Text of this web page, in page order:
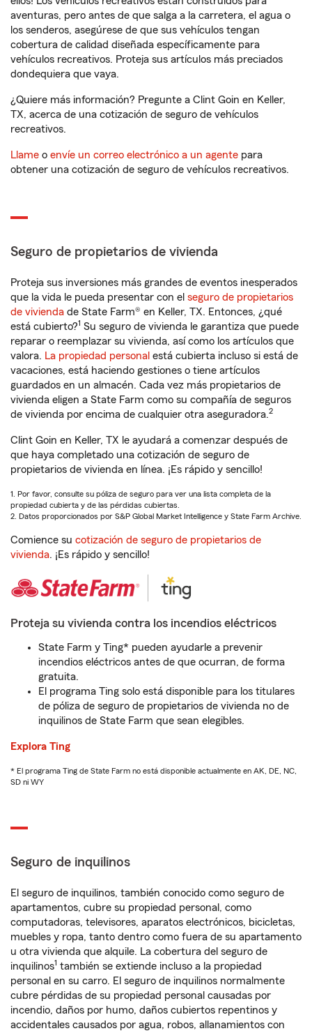
aventuras, pero antes de que salga a la carretera, el agua o
los senderos, asegúrese de que sus vehículos tengan
cobertura de calidad diseñada específicamente para
vehículos recreativos. Proteja sus artículos más preciados
dondequiera que vaya.
¿Quiere más información? Pregunte a Clint Goin en Keller,
TX, acerca de una cotización de seguro de vehículos
recreativos.
Llame o envíe un correo electrónico a un agente para
obtener una cotización de seguro de vehículos recreativos.
Seguro de propietarios de vivienda
Proteja sus inversiones más grandes de eventos inesperados
que la vida le pueda presentar con el seguro de propietarios
de vivienda de State Farm® en Keller, TX. Entonces, ¿qué
está cubierto?1 Su seguro de vivienda le garantiza que puede
reparar o reemplazar su vivienda, así como los artículos que
valora. La propiedad personal está cubierta incluso si está de
vacaciones, está haciendo gestiones o tiene artículos
guardados en un almacén. Cada vez más propietarios de
vivienda eligen a State Farm como su compañía de seguros
de vivienda por encima de cualquier otra aseguradora.2
Clint Goin en Keller, TX le ayudará a comenzar después de
que haya completado una cotización de seguro de
propietarios de vivienda en línea. ¡Es rápido y sencillo!
1. Por favor, consulte su póliza de seguro para ver una lista completa de la
propiedad cubierta y de las pérdidas cubiertas.
2. Datos proporcionados por S&P Global Market Intelligence y State Farm Archive.
Comience su cotización de seguro de propietarios de
vivienda. ¡Es rápido y sencillo!
Proteja su vivienda contra los incendios eléctricos
State Farm y Ting* pueden ayudarle a prevenir
incendios eléctricos antes de que ocurran, de forma
gratuita.
El programa Ting solo está disponible para los titulares
de póliza de seguro de propietarios de vivienda no de
inquilinos de State Farm que sean elegibles.
Explora Ting
* El programa Ting de State Farm no está disponible actualmente en AK, DE, NC,
SD ni WY
Seguro de inquilinos
El seguro de inquilinos, también conocido como seguro de
apartamentos, cubre su propiedad personal, como
computadoras, televisores, aparatos electrónicos, bicicletas,
muebles y ropa, tanto dentro como fuera de su apartamento
u otra vivienda que alquile. La cobertura del seguro de
inquilinos1 también se extiende incluso a la propiedad
personal en su carro. El seguro de inquilinos normalmente
cubre pérdidas de su propiedad personal causadas por
incendio, daños por humo, daños cubiertos repentinos y
accidentales causados por agua, robos, allanamientos con